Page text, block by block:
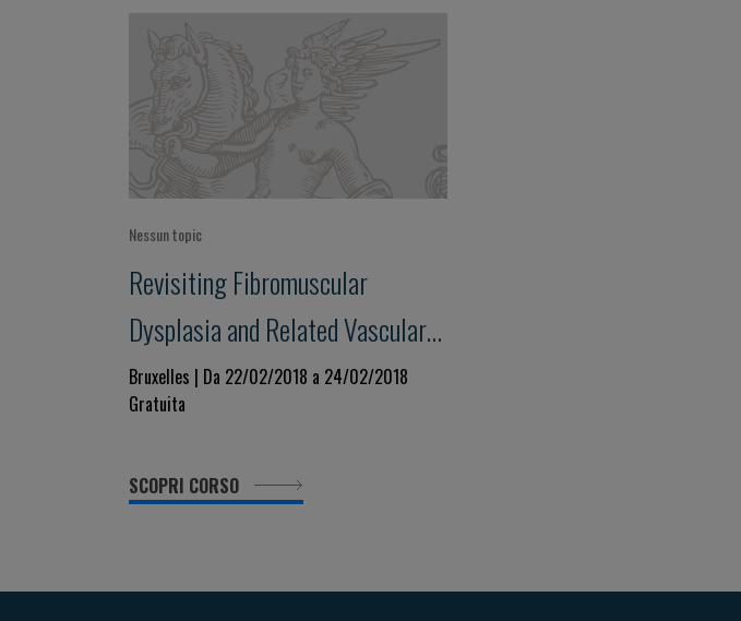
Nessun topic
Revisiting Fibromuscular
Dysplasia and Related Vascular
Diseases
Bruxelles | Da 22/02/2018 a 24/02/2018
Gratuita
SCOPRI CORSO